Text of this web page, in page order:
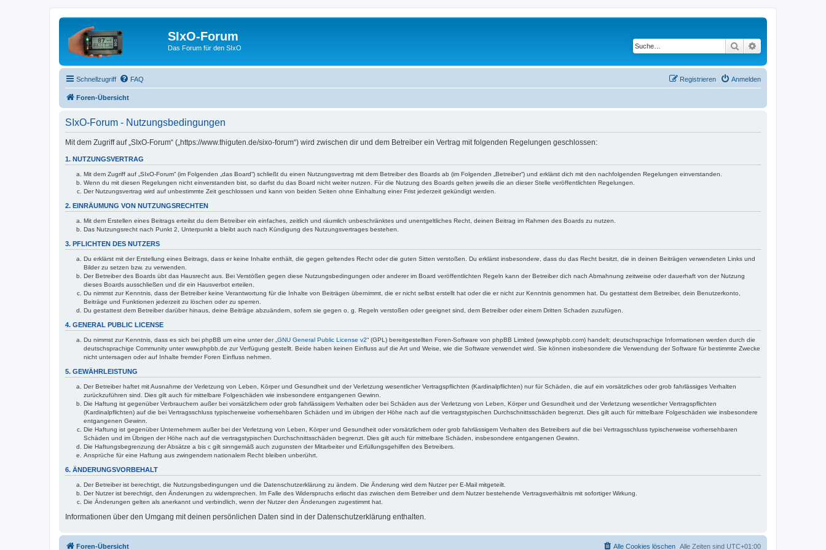
SIxO-Forum
Das Forum für den SIxO Suche
Schnellzugriff FAQ Anmelden
Registrieren
Foren-Übersicht
SIxO-Forum - Nutzungsbedingungen
Mit dem Zugriff auf „SIxO-Forum“ („https://www.thiguten.de/sixo-forum“) wird zwischen dir und dem Betreiber ein Vertrag mit folgenden Regelungen geschlossen:
1. NUTZUNGSVERTRAG
Mit dem Zugriff auf „SIxO-Forum“ (im Folgenden „das Board“) schließt du einen Nutzungsvertrag mit dem Betreiber des Boards ab (im Folgenden „Betreiber“) und erklärst dich mit den nachfolgenden Regelungen einverstanden.
Wenn du mit diesen Regelungen nicht einverstanden bist, so darfst du das Board nicht weiter nutzen. Für die Nutzung des Boards gelten jeweils die an dieser Stelle veröffentlichten Regelungen.
Der Nutzungsvertrag wird auf unbestimmte Zeit geschlossen und kann von beiden Seiten ohne Einhaltung einer Frist jederzeit gekündigt werden.
2. EINRÄUMUNG VON NUTZUNGSRECHTEN
Mit dem Erstellen eines Beitrags erteilst du dem Betreiber ein einfaches, zeitlich und räumlich unbeschränktes und unentgeltliches Recht, deinen Beitrag im Rahmen des Boards zu nutzen.
Das Nutzungsrecht nach Punkt 2, Unterpunkt a bleibt auch nach Kündigung des Nutzungsvertrages bestehen.
3. PFLICHTEN DES NUTZERS
Du erklärst mit der Erstellung eines Beitrags, dass er keine Inhalte enthält, die gegen geltendes Recht oder die guten Sitten verstoßen. Du erklärst insbesondere, dass du das Recht besitzt, die in deinen Beiträgen verwendeten Links und
Bilder zu setzen bzw. zu verwenden.
Der Betreiber des Boards übt das Hausrecht aus. Bei Verstößen gegen diese Nutzungsbedingungen oder anderer im Board veröffentlichten Regeln kann der Betreiber dich nach Abmahnung zeitweise oder dauerhaft von der Nutzung
dieses Boards ausschließen und dir ein Hausverbot erteilen.
Du nimmst zur Kenntnis, dass der Betreiber keine Verantwortung für die Inhalte von Beiträgen übernimmt, die er nicht selbst erstellt hat oder die er nicht zur Kenntnis genommen hat. Du gestattest dem Betreiber, dein Benutzerkonto,
Beiträge und Funktionen jederzeit zu löschen oder zu sperren.
Du gestattest dem Betreiber darüber hinaus, deine Beiträge abzuändern, sofern sie gegen o. g. Regeln verstoßen oder geeignet sind, dem Betreiber oder einem Dritten Schaden zuzufügen.
4. GENERAL PUBLIC LICENSE
Du nimmst zur Kenntnis, dass es sich bei phpBB um eine unter der „ GNU General Public License v2“ (GPL) bereitgestellten Foren-Software von phpBB Limited (www.phpbb.com) handelt; deutschsprachige Informationen werden durch die
deutschsprachige Community unter www.phpbb.de zur Verfügung gestellt. Beide haben keinen Einfluss auf die Art und Weise, wie die Software verwendet wird. Sie können insbesondere die Verwendung der Software für bestimmte Zwecke
nicht untersagen oder auf Inhalte fremder Foren Einfluss nehmen.
5. GEWÄHRLEISTUNG
Der Betreiber haftet mit Ausnahme der Verletzung von Leben, Körper und Gesundheit und der Verletzung wesentlicher Vertragspflichten (Kardinalpflichten) nur für Schäden, die auf ein vorsätzliches oder grob fahrlässiges Verhalten
zurückzuführen sind. Dies gilt auch für mittelbare Folgeschäden wie insbesondere entgangenen Gewinn.
Die Haftung ist gegenüber Verbrauchern außer bei vorsätzlichem oder grob fahrlässigem Verhalten oder bei Schäden aus der Verletzung von Leben, Körper und Gesundheit und der Verletzung wesentlicher Vertragspflichten
(Kardinalpflichten) auf die bei Vertragsschluss typischerweise vorhersehbaren Schäden und im übrigen der Höhe nach auf die vertragstypischen Durchschnittsschäden begrenzt. Dies gilt auch für mittelbare Folgeschäden wie insbesondere
entgangenen Gewinn.
Die Haftung ist gegenüber Unternehmern außer bei der Verletzung von Leben, Körper und Gesundheit oder vorsätzlichem oder grob fahrlässigem Verhalten des Betreibers auf die bei Vertragsschluss typischerweise vorhersehbaren
Schäden und im Übrigen der Höhe nach auf die vertragstypischen Durchschnittsschäden begrenzt. Dies gilt auch für mittelbare Schäden, insbesondere entgangenen Gewinn.
Die Haftungsbegrenzung der Absätze a bis c gilt sinngemäß auch zugunsten der Mitarbeiter und Erfüllungsgehilfen des Betreibers.
Ansprüche für eine Haftung aus zwingendem nationalem Recht bleiben unberührt.
6. ÄNDERUNGSVORBEHALT
Der Betreiber ist berechtigt, die Nutzungsbedingungen und die Datenschutzerklärung zu ändern. Die Änderung wird dem Nutzer per E-Mail mitgeteilt.
Der Nutzer ist berechtigt, den Änderungen zu widersprechen. Im Falle des Widerspruchs erlischt das zwischen dem Betreiber und dem Nutzer bestehende Vertragsverhältnis mit sofortiger Wirkung.
Die Änderungen gelten als anerkannt und verbindlich, wenn der Nutzer den Änderungen zugestimmt hat.
Informationen über den Umgang mit deinen persönlichen Daten sind in der Datenschutzerklärung enthalten.
Foren-Übersicht Alle Zeiten sind UTC+01:00
Alle Cookies löschen